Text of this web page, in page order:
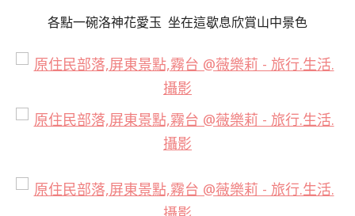
各點一碗洛神花愛玉 坐在這歇息欣賞山中景色